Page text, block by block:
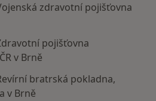
zdravotní pojišťovna
pojišťovna
v Brně
bratrská pokladna,
v Brně